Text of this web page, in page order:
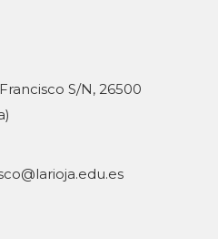
S/N, 26500